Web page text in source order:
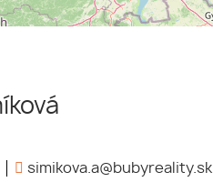
simikova.a@bubyreality.sk